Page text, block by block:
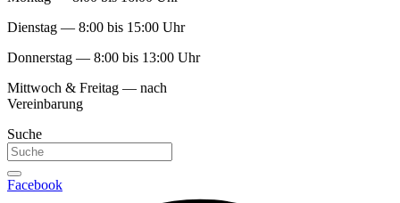
Dienstag — 8:00 bis 15:00 Uhr
Donnerstag — 8:00 bis 13:00 Uhr
Mittwoch & Freitag — nach
Vereinbarung
Suche
Facebook